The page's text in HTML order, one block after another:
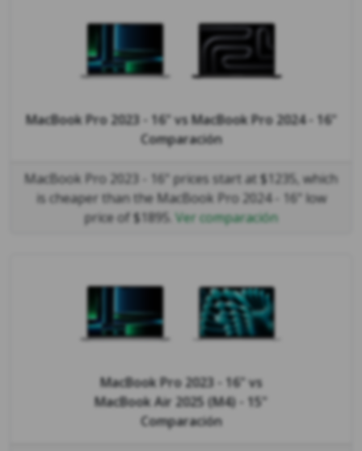
MacBook Pro 2023 - 16" vsMacBook Pro 2024 - 16"
Comparación
MacBook Pro 2023 - 16" prices start at $1235, which
is cheaper than the MacBook Pro 2024 - 16" low
price of $1895. Ver comparación
MacBook Pro 2023 - 16" vs
MacBook Air 2025 (M4) - 15"
Comparación